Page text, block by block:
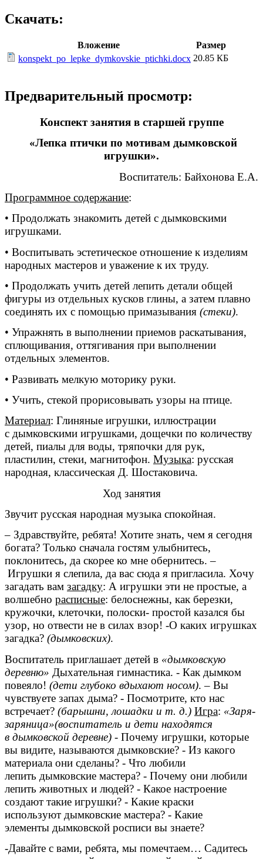
Скачать:
Вложение
Размер
konspekt_po_lepke_dymkovskie_ptichki.docx 20.85 КБ
Предварительный просмотр:
Конспект занятия в старшей группе
«Лепка птички по мотивам дымковской
игрушки».
Воспитатель: Байхонова Е.А.
Программное содержание:
• Продолжать знакомить детей с дымковскими
игрушками.
• Воспитывать эстетическое отношение к изделиям
народных мастеров и уважение к их труду.
• Продолжать учить детей лепить детали общей
фигуры из отдельных кусков глины, а затем плавно
соединять их с помощью примазывания (стеки).
• Упражнять в выполнении приемов раскатывания,
сплющивания, оттягивания при выполнении
отдельных элементов.
• Развивать мелкую моторику руки.
• Учить, стекой прорисовывать узоры на птице.
Материал: Глиняные игрушки, иллюстрации
с дымковскими игрушками, дощечки по количеству
детей, пиалы для воды, тряпочки для рук,
пластилин, стеки, магнитофон. Музыка: русская
народная, классическая Д. Шостаковича.
Ход занятия
Звучит русская народная музыка спокойная.
– Здравствуйте, ребята! Хотите знать, чем я сегодня
богата? Только сначала гостям улыбнитесь,
поклонитесь, да скорее ко мне обернитесь. –
Игрушки я слепила, да вас сюда я пригласила. Хочу
загадать вам загадку: А игрушки эти не простые, а
волшебно расписные: белоснежны, как березки,
кружочки, клеточки, полоски- простой казался бы
узор, но отвести не в силах взор! -О каких игрушках
загадка? (дымковских).
Воспитатель приглашает детей в «дымковскую
деревню» Дыхательная гимнастика. - Как дымком
повеяло! (дети глубоко вдыхают носом). – Вы
чувствуете запах дыма? - Посмотрите, кто нас
встречает? (барышни, лошадки и т. д.) Игра: «Заря-
заряница»(воспитатель и дети находятся
в дымковской деревне) - Почему игрушки, которые
вы видите, называются дымковские? - Из какого
материала они сделаны? - Что любили
лепить дымковские мастера? - Почему они любили
лепить животных и людей? - Какое настроение
создают такие игрушки? - Какие краски
используют дымковские мастера? - Какие
элементы дымковской росписи вы знаете?
-Давайте с вами, ребята, мы помечтаем… Садитесь